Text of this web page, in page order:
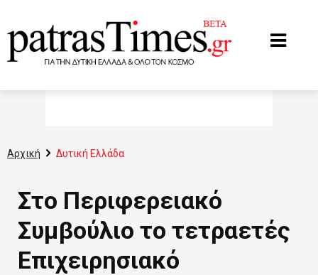
Αρχική Δυτική Ελλάδα
Στο Περιφερειακό
Συμβούλιο το τετραετές
Επιχειρησιακό